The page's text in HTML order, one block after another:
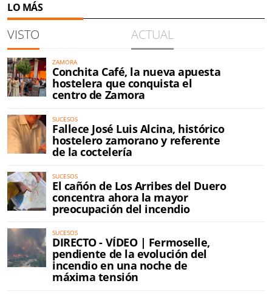
LO MÁS
VISTO ACTUAL
ZAMORA
Conchita Café, la nueva apuesta
hostelera que conquista el
centro de Zamora
SUCESOS
Fallece José Luis Alcina, histórico
hostelero zamorano y referente
de la coctelería
SUCESOS
El cañón de Los Arribes del Duero
concentra ahora la mayor
preocupación del incendio
SUCESOS
DIRECTO - VÍDEO | Fermoselle,
pendiente de la evolución del
incendio en una noche de
máxima tensión